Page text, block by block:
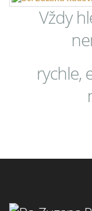
Vždy
rychle,